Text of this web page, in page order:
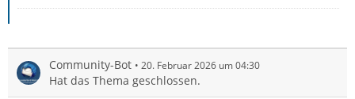
Community-Bot 20. Februar 2026 um 04:30
Hat das Thema geschlossen.